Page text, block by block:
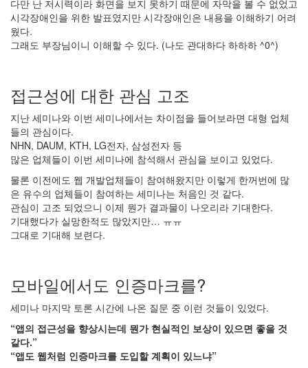
다만 난 저시력이라 화면을 보지 못하기 때문에 자막을 볼 수 없었고
시각장애인을 위한 발표였지만 시각장애인은 내용을 이해하기 어려
웠다.
그래도 부장님이니 이해할 수 있다. (나도 관대하다 하하하 ^0^)
접근성에 대한 관심 고조
지난 세미나와 이번 세미나에서는 차이점을 들어보라면 대형 업체
들의 관심이다.
NHN, DAUM, KTH, LG전자, 삼성전자 등
많은 업체들이 이번 세미나에 참석해서 관심을 보이고 있었다.
물론 이전에도 웹 개발업체들이 참여해왔지만 이렇게 한꺼번에 많
은 유수의 업체들이 참여하는 세미나는 처음인 것 같다.
관심이 고조 되었으니 이제 뭔가 결과물이 나오리라 기대한다.
기대했다가 실망한적도 많았지만… ㅠㅠ
그대로 기대해 보련다.
모바일에서도 인증마크를?
세미나 마지막 토론 시간에 나온 질문 중 이런 것들이 있었다.
“앱의 접근성을 향상시는데 뭔가 현실적인 보상이 있으면 좋을 것
같다.”
“앱도 웹처럼 인증마크를 도입할 계획이 있느냐”